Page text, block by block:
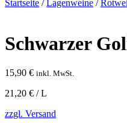
Startseite /Lagenweine /
Schwarzer
15,90 € inkl. MwSt.
21,20 € / L
zzgl. Versand